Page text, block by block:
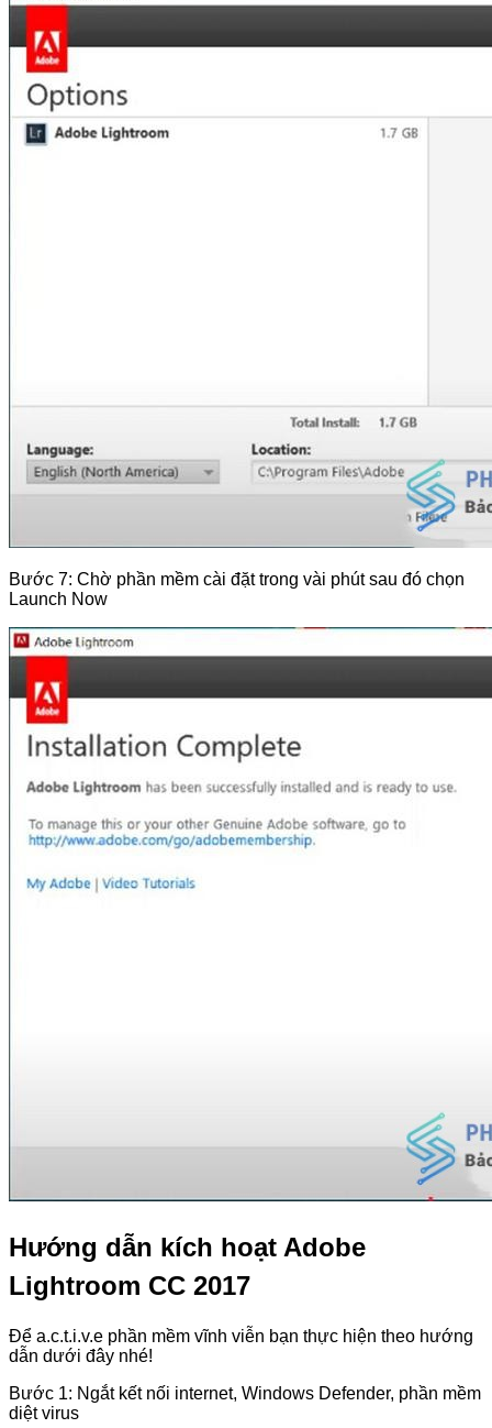
Bước 7: Chờ phần mềm cài đặt trong vài phút sau đó chọn
Launch Now
Hướng dẫn kích hoạt Adobe
Lightroom CC 2017
Để a.c.t.i.v.e phần mềm vĩnh viễn bạn thực hiện theo hướng
dẫn dưới đây nhé!
Bước 1: Ngắt kết nối internet, Windows Defender, phần mềm
diệt virus